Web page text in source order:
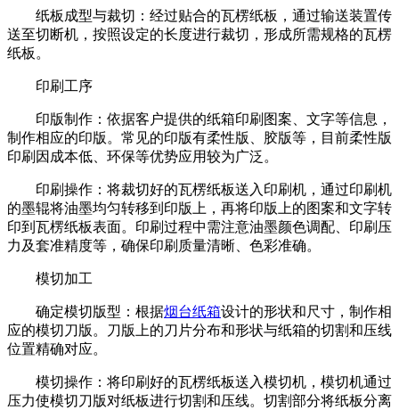
纸板成型与裁切：经过贴合的瓦楞纸板，通过输送装置传
送至切断机，按照设定的长度进行裁切，形成所需规格的瓦楞
纸板。
印刷工序
印版制作：依据客户提供的纸箱印刷图案、文字等信息，
制作相应的印版。常见的印版有柔性版、胶版等，目前柔性版
印刷因成本低、环保等优势应用较为广泛。
印刷操作：将裁切好的瓦楞纸板送入印刷机，通过印刷机
的墨辊将油墨均匀转移到印版上，再将印版上的图案和文字转
印到瓦楞纸板表面。印刷过程中需注意油墨颜色调配、印刷压
力及套准精度等，确保印刷质量清晰、色彩准确。
模切加工
确定模切版型：根据烟台纸箱设计的形状和尺寸，制作相
应的模切刀版。刀版上的刀片分布和形状与纸箱的切割和压线
位置精确对应。
模切操作：将印刷好的瓦楞纸板送入模切机，模切机通过
压力使模切刀版对纸板进行切割和压线。切割部分将纸板分离